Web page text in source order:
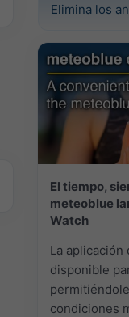
Elimina los
El tiempo,
meteoblue
Watch
La aplicación
disponible
condiciones